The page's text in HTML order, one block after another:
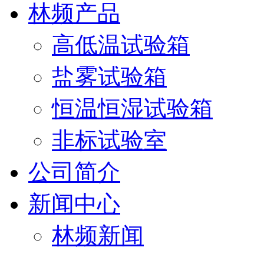
林频产品
高低温试验箱
盐雾试验箱
恒温恒湿试验箱
非标试验室
公司简介
新闻中心
林频新闻